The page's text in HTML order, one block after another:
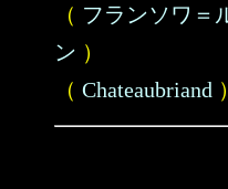
（ フランソワ＝
ン ）
（ Chateaubriand ）